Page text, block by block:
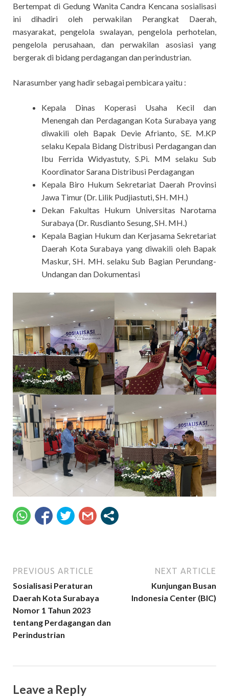
Bertempat di Gedung Wanita Candra Kencana sosialisasi
ini dihadiri oleh perwakilan Perangkat Daerah,
masyarakat, pengelola swalayan, pengelola perhotelan,
pengelola perusahaan, dan perwakilan asosiasi yang
bergerak di bidang perdagangan dan perindustrian.
Narasumber yang hadir sebagai pembicara yaitu :
Kepala Dinas Koperasi Usaha Kecil dan
Menengah dan Perdagangan Kota Surabaya yang
diwakili oleh Bapak Devie Afrianto, SE. M.KP
selaku Kepala Bidang Distribusi Perdagangan dan
Ibu Ferrida Widyastuty, S.Pi. MM selaku Sub
Koordinator Sarana Distribusi Perdagangan
Kepala Biro Hukum Sekretariat Daerah Provinsi
Jawa Timur (Dr. Lilik Pudjiastuti, SH. MH.)
Dekan Fakultas Hukum Universitas Narotama
Surabaya (Dr. Rusdianto Sesung, SH. MH.)
Kepala Bagian Hukum dan Kerjasama Sekretariat
Daerah Kota Surabaya yang diwakili oleh Bapak
Maskur, SH. MH. selaku Sub Bagian Perundang-
Undangan dan Dokumentasi
PREVIOUS ARTICLE
Sosialisasi Peraturan
Daerah Kota Surabaya
Nomor 1 Tahun 2023
tentang Perdagangan dan
Perindustrian
NEXT ARTICLE
Kunjungan Busan
Indonesia Center (BIC)
Leave a Reply